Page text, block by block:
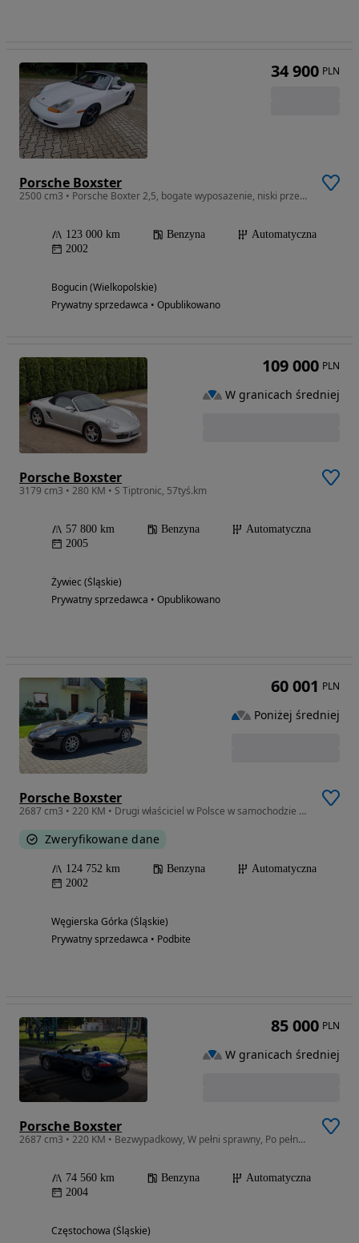
Porsche Boxster
2500 cm3 • Porsche Boxter 2,5, bogate wyposazenie, niski przebieg
123 000 km Benzyna
Automatyczna
2002
Bogucin (Wielkopolskie)
Prywatny sprzedawca • Opublikowano
34 900 PLN
Porsche Boxster
3179 cm3 • 280 KM • S Tiptronic, 57tyś.km
57 800 km Benzyna
Automatyczna
2005
Żywiec (Śląskie)
Prywatny sprzedawca • Opublikowano
109 000 PLN
W granicach średniej
Porsche Boxster
2687 cm3 • 220 KM • Drugi właściciel w Polsce w samochodzie wszystko działa
Zweryfikowane dane
124 752 km Benzyna
Automatyczna
2002
Węgierska Górka (Śląskie)
Prywatny sprzedawca • Podbite
60 001 PLN
Poniżej średniej
Porsche Boxster
2687 cm3 • 220 KM • Bezwypadkowy, W pełni sprawny, Po pełnym przeglądzie, FV 23%
74 560 km Benzyna
Automatyczna
2004
Częstochowa (Śląskie)
85 000 PLN
W granicach średniej